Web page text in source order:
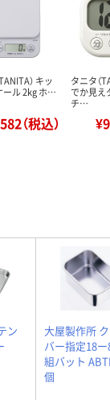
） キッ
ール 2kg ホ…
（税込）
タニタ（
でか見え
チ…
ン
大屋製作所
バー指定18
組バット
個